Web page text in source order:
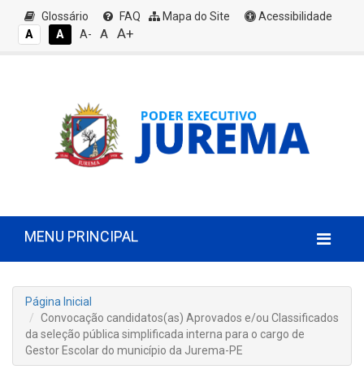
Glossário FAQ Mapa do Site
Acessibilidade
A
A A- A A+
MENU PRINCIPAL
Página Inicial
Convocação candidatos(as) Aprovados e/ou Classificados
da seleção pública simplificada interna para o cargo de
Gestor Escolar do município da Jurema-PE